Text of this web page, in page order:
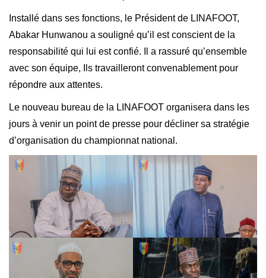
‎Installé dans ses fonctions, le Président de LINAFOOT,
Abakar Hunwanou a souligné qu’il est conscient de la
responsabilité qui lui est confié. Il a rassuré qu’ensemble
avec son équipe, Ils travailleront convenablement pour
répondre aux attentes.
‎Le nouveau bureau de la LINAFOOT organisera dans les
jours à venir un point de presse pour décliner sa stratégie
d’organisation du championnat national.